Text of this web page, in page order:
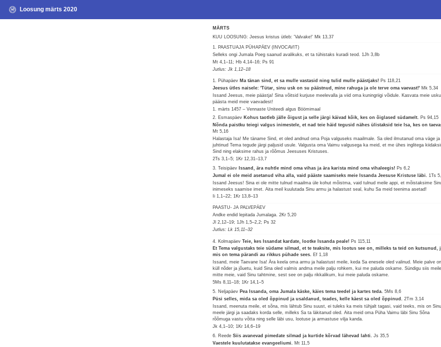
Loosung märts 2020
MÄRTS
KUU LOOSUNG: Jeesus kristus ütleb: 'Valvake!' Mk 13,37
1. PAASTUAJA PÜHAPÄEV (INVOCAVIT)
Selleks ongi Jumala Poeg saanud avalikuks, et ta tühistaks kuradi teod. 1Jh 3,8b
Mt 4,1–11; Hb 4,14–16; Ps 91
Jutlus: Jk 1,12–18
1. Pühapäev Ma tänan sind, et sa mulle vastasid ning tulid mulle päästjaks! Ps 118,21
Jeesus ütles naisele: 'Tütar, sinu usk on su päästnud, mine rahuga ja ole terve oma vaevast!' Mk 5,34
Issand Jeesus, meie päästja! Sina võitsid kurjuse meelevalla ja viid oma kuningriigi võidule. Kasvata meie
päästa meid meie vaevadest!
1. märts 1457 – Vennaste Uniteedi algus Böömimaal
2. Esmaspäev Kohus taotleb jälle õigust ja selle järgi käivad kõik, kes on õiglased südamelt. Ps 94,15
Nõnda paistku teiegi valgus inimestele, et nad teie häid tegusid nähes ülistaksid teie Isa, kes on
Mt 5,16
Halastaja Isa! Me täname Sind, et oled andnud oma Poja valguseks maailmale. Sa oled ilmutanud oma väge ja
juhtinud Tema tegude järgi paljusid usule. Valgusta oma Vaimu valgusega ka meid, et me ühes inglitega
Sind ning elaksime rahus ja rõõmus Jeesuses Kristuses.
2Ts 3,1–5; 1Kr 12,31–13,7
3. Teisipäev Issand, ära nuhtle mind oma vihas ja ära karista mind oma vihaleegis! Ps 6,2
Jumal ei ole meid asetanud viha alla, vaid pääste saamiseks meie Issanda Jeesuse Kristuse läbi. 1Ts
Issand Jeesus! Sina ei ole mitte tulnud maailma üle kohut mõistma, vaid tulnud meile appi, et mõistaksime
inimeseks saamise imet. Aita meil kuulutada Sinu armu ja halastust seal, kuhu Sa meid teenima asetad!
Ii 1,1–22; 1Kr 13,8–13
PAASTU- JA PALVEPÄEV
Andke endid lepitada Jumalaga.2Kr 5,20
Jl 2,12–19; 1Jh 1,5–2,2; Ps 32
Jutlus: Lk 15,11–32
4. KolmapäevTeie, kes Issandat kardate, lootke Issanda peale! Ps 115,11
Et Tema valgustaks teie südame silmad, et te teaksite, mis lootus see on, milleks ta teid on kutsunud,
mis on tema pärandi au rikkus pühade sees. Ef 1,18
Issand, meie Taevane Isa! Ära keela oma armu ja halastust meile, keda Sa enesele oled valinud. Meie palve on
küll nõder ja jõuetu, kuid Sina oled valmis andma meile palju rohkem, kui me paluda oskame. Sündigu siis meile
mitte meie, vaid Sinu tahtmine, sest see on palju rikkalikum, kui meie paluda oskame.
5Ms 8,11–18; 1Kr 14,1–5
5. Neljapäev Pea Issanda, oma Jumala käske, käies tema teedel ja kartes teda.5Ms 8,6
Püsi selles, mida sa oled õppinud ja usaldanud, teades, kelle käest sa oled õppinud.2Tm 3,14
Issand, meenuta meile, et sõna, mis lähtub Sinu suust, ei tuleks ka meis tühjalt tagasi, vaid teeks, mis on Sinu
meele järgi ja saadaks korda selle, milleks Sa ta läkitanud oled. Aita meid oma Püha Vaimu läbi Sinu Sõna
rõõmuga vastu võtta ning selle läbi usu, lootuse ja armastuse vilja kanda.
Jk 4,1–10; 1Kr 14,6–19
6. ReedeSiis avanevad pimedate silmad ja kurtide kõrvad lähevad lahti.Js 35,5
Vaestele kuulutatakse evangeeliumi. Mt 11,5